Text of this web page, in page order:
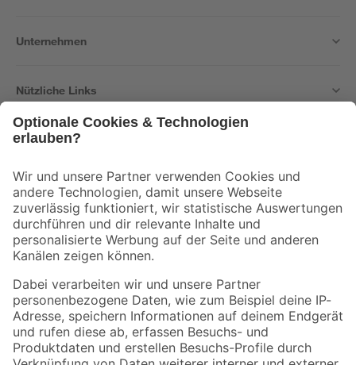
Unternehmen
Nützliche Links
Der toom Newsletter: Keine Angebote und Aktionen mehr verpassen!
Zur Newsletter Anmeldung
Folge uns
Zahlungsarten Versandarten